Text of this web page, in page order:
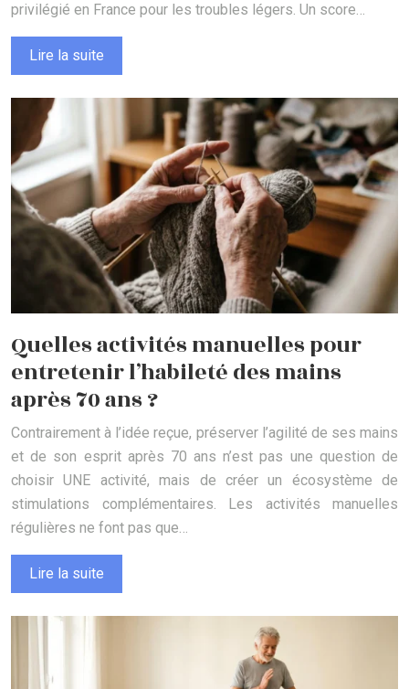
privilégié en France pour les troubles légers. Un score…
Lire la suite
Quelles activités manuelles pour
entretenir l’habileté des mains
après 70 ans ?
Contrairement à l’idée reçue, préserver l’agilité de ses mains
et de son esprit après 70 ans n’est pas une question de
choisir UNE activité, mais de créer un écosystème de
stimulations complémentaires. Les activités manuelles
régulières ne font pas que…
Lire la suite